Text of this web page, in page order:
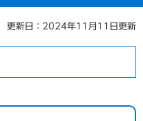
更新日：2024年11月11日更新